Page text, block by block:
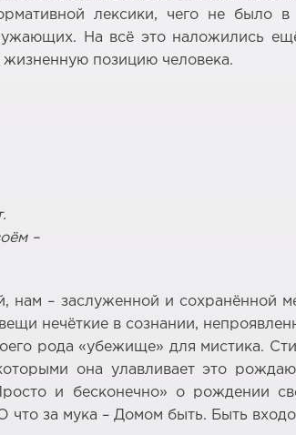
лексики, чего не было
На всё это наложились
позицию человека.
–
нам – заслуженной и сохранённой
вещи нечёткие в сознании,
рода «убежище» для мистика.
она улавливает это
и бесконечно» о рождении
что за мука – Домом быть. Быть